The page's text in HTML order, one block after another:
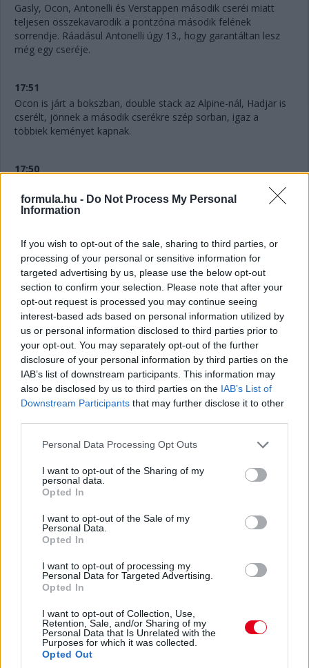
formula.hu - Do Not Process My Personal
Information
If you wish to opt-out of the sale, sharing to third parties, or
processing of your personal or sensitive information for
targeted advertising by us, please use the below opt-out
section to confirm your selection. Please note that after your
opt-out request is processed you may continue seeing
interest-based ads based on personal information utilized by
us or personal information disclosed to third parties prior to
your opt-out. You may separately opt-out of the further
disclosure of your personal information by third parties on the
IAB’s list of downstream participants. This information may
also be disclosed by us to third parties on the IAB’s List of
Downstream Participants that may further disclose it to other
Please note that this website/app uses one or more Google
not limited to your visit or usage behaviour. You may click to
grant or deny consent to Google and its third-party tags to
use your data for below specified purposes in below Google
consent section.
Personal Data Processing Opt Outs
I want to opt-out of the Sharing of my
personal data.
Opted In
I want to opt-out of the Sale of my
Personal Data.
Opted In
I want to opt-out of processing my
Personal Data for Targeted Advertising.
Opted In
I want to opt-out of Collection, Use,
Retention, Sale, and/or Sharing of my
Personal Data that Is Unrelated with the
Purposes for which it was collected.
Opted Out
Gasly, Ocon, Antonelli és Verstappen második cseréi miatt
teljesen összekavarodik a pontzóna második felének
sorrendje. Ráadásul Antonelli úgy 13., hogy garantáltan lesz
még egy cseréje.
17:51
Ocon is járt a bokszban, double stack az Alpine-nál, Hadjar is
cserélt, jönnek a második cserékre szép sorban, igaz a
többiek keményet kapnak.
17:50
Na ezt nem láttuk jönni, ahogy az angol mondja. Antonelli
féltáv előttLÁGYAKATkap. Azaz három cserét tervez a
Mercedes.
17:48
Hihetetlen.Verstappennek ezúttal nem tudták leszedni a
jobb elsőjét, így aztán a második cseréje után a tökutolsó
helyre jön vissza. Persze ebben az is benne van, hogy egyedül
ő cserélt kétszer eddig, féltáv előtt visszarakták a
közepeseket.
17:47
Piastriról nem ejtettünk mostanában egy árva szót sem. Nos,
hat másodperccel vezet Russell előtt, Leclerc tempóját
hozza...
közelségben lesz.
Ocont Antonelli és Verstappen nem tudta megelőzni. De most
jön Hamilton. És megy.
Két előzés szinte egyszerre! Leclerc feljön harmadiknak Norris
Ferrari taktikája!